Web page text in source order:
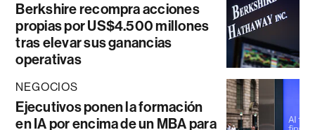
Berkshire recompra acciones
propias por US$4.500 millones
tras elevar sus ganancias
operativas
NEGOCIOS
Ejecutivos ponen la formación
en IA por encima de un MBA para